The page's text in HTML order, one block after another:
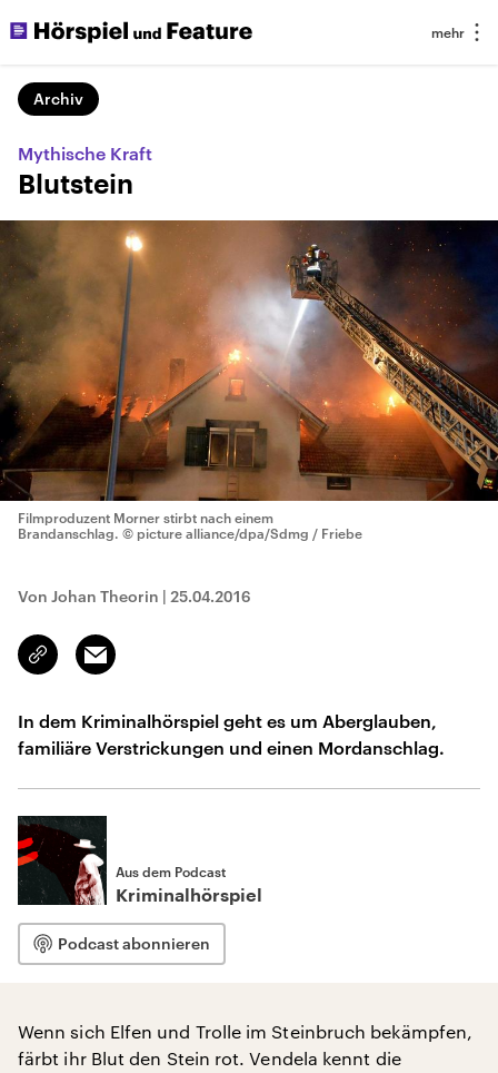
Archiv
Mythische Kraft
Blutstein
Filmproduzent Morner stirbt nach einem
Brandanschlag. © picture alliance/dpa/Sdmg / Friebe
Von Johan Theorin | 25.04.2016
Link
kopieren/teilen
Email
In dem Kriminalhörspiel geht es um Aberglauben,
familiäre Verstrickungen und einen Mordanschlag.
Aus dem Podcast
Kriminalhörspiel
Podcast abonnieren
Wenn sich Elfen und Trolle im Steinbruch bekämpfen,
färbt ihr Blut den Stein rot. Vendela kennt die